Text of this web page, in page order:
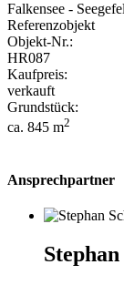
Falkensee -
Referenzobjekt
Objekt-Nr.:
HR087
Kaufpreis:
verkauft
Grundstück:
ca. 845 m2
Ansprechpartner